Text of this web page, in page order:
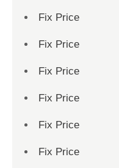
Fix Price
Fix Price
Fix Price
Fix Price
Fix Price
Fix Price